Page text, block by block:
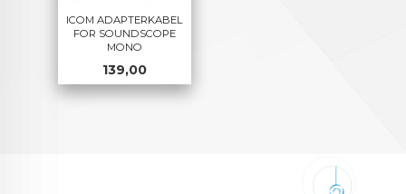
ICOM ADAPTERKABEL
FOR SOUNDSCOPE
MONO
Pris
139,00